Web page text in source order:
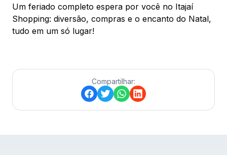
Um feriado completo espera por você no Itajaí
Shopping: diversão, compras e o encanto do Natal,
tudo em um só lugar!
Compartilhar: